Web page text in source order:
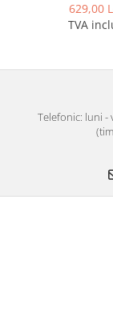
629,00
TVA
Telefonic: luni -